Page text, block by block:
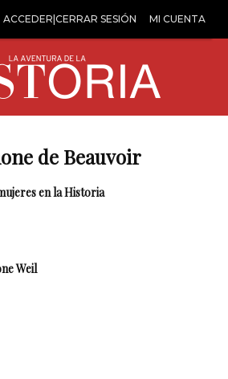
ACCEDER|CERRAR SESIÓN MI CUENTA
de Beauvoir
en la Historia
Weil